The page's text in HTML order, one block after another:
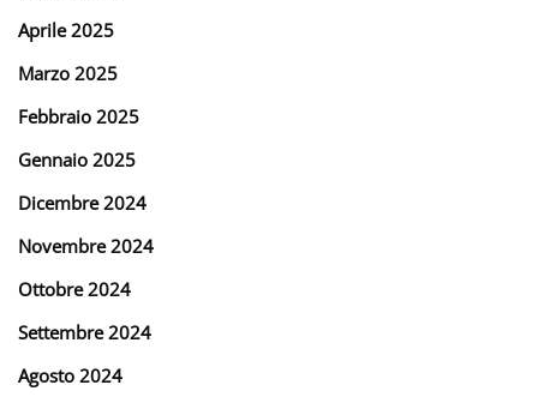
Aprile 2025
Marzo 2025
Febbraio 2025
Gennaio 2025
Dicembre 2024
Novembre 2024
Ottobre 2024
Settembre 2024
Agosto 2024